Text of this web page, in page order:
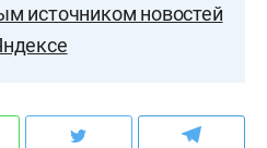
источником новостей